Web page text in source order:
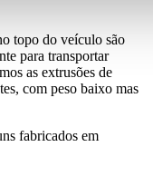
topo do veículo são
para transportar
as extrusões de
com peso baixo mas
fabricados em